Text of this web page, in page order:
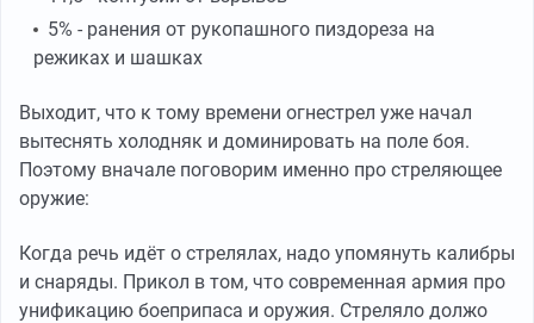
5% - ранения от рукопашного пиздореза на
режиках и шашках
Выходит, что к тому времени огнестрел уже начал
вытеснять холодняк и доминировать на поле боя.
Поэтому вначале поговорим именно про стреляющее
оружие:
Когда речь идёт о стрелялах, надо упомянуть калибры
и снаряды. Прикол в том, что современная армия про
унификацию боеприпаса и оружия. Стреляло должо